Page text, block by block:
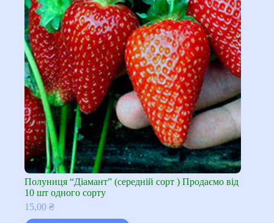
Полуниця “Діамант” (середній сорт ) Продаємо від
10 шт одного сорту
15,00 ₴